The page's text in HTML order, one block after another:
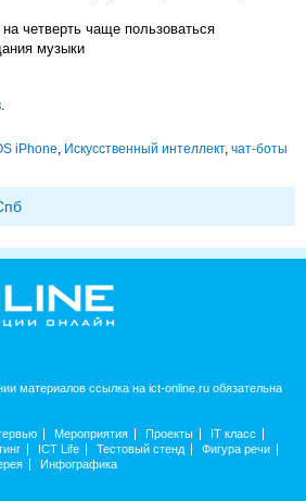
четверть чаще пользоваться
музыки
.
iPhone, Искусственный интеллект, чат-боты
материалов ссылка на ict-online.ru обязательна
Мероприятия Проекты
IT класс
ICT Life Тестовый стенд
Фигура речи
Инфографика